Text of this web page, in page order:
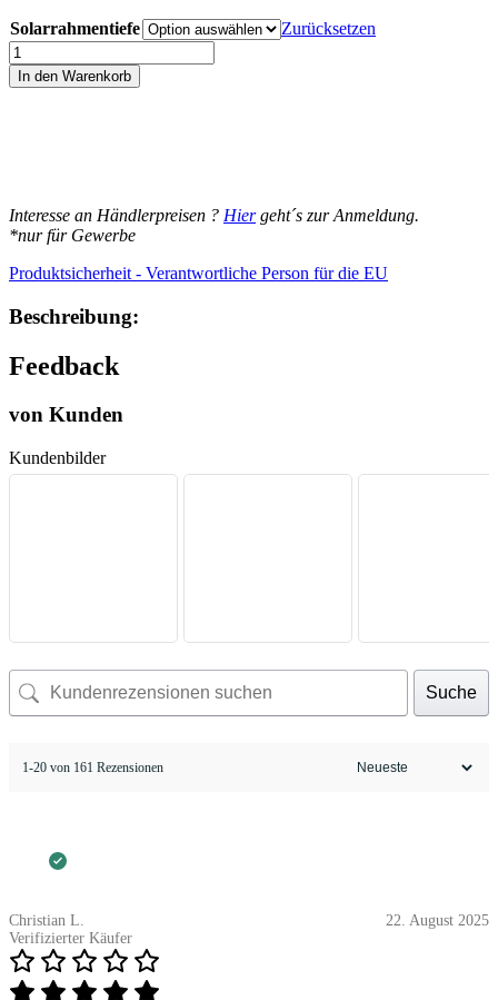
Solarrahmentiefe
Zurücksetzen
4x
Solar
Panel
Halterung
Menge
In den Warenkorb
Interesse an Händlerpreisen ? Hiergeht´s zur Anmeldung.
*nur für Gewerbe
Produktsicherheit - Verantwortliche Person für die EU
Beschreibung:
Feedback
von Kunden
Kundenbilder
Suche
1-20 von 161 Rezensionen
Christian L.
Verifizierter Käufer
22. August 2025